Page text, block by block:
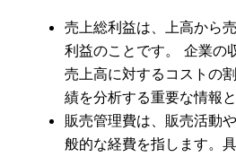
売上総利益は、上高から
利益のことです。 企業の
売上高に対するコストの
績を分析する重要な情報と
販売管理費は、販売活動
般的な経費を指します。